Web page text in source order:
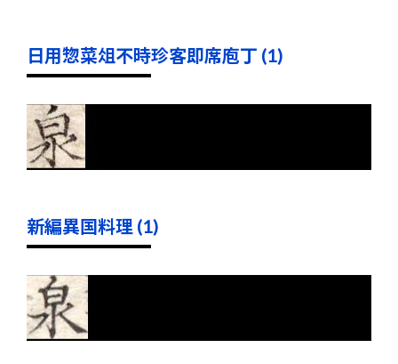
日用惣菜俎不時珍客即席庖丁 (1)
新編異国料理 (1)